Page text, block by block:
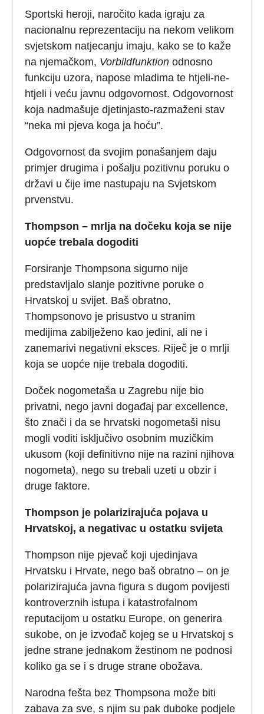
Sportski heroji, naročito kada igraju za
nacionalnu reprezentaciju na nekom velikom
svjetskom natjecanju imaju, kako se to kaže
na njemačkom, Vorbildfunktion odnosno
funkciju uzora, napose mladima te htjeli-ne-
htjeli i veću javnu odgovornost. Odgovornost
koja nadmašuje djetinjasto-razmaženi stav
“neka mi pjeva koga ja hoću”.
Odgovornost da svojim ponašanjem daju
primjer drugima i pošalju pozitivnu poruku o
državi u čije ime nastupaju na Svjetskom
prvenstvu.
Thompson – mrlja na dočeku koja se nije
uopće trebala dogoditi
Forsiranje Thompsona sigurno nije
predstavljalo slanje pozitivne poruke o
Hrvatskoj u svijet. Baš obratno,
Thompsonovo je prisustvo u stranim
medijima zabilježeno kao jedini, ali ne i
zanemarivi negativni eksces. Riječ je o mrlji
koja se uopće nije trebala dogoditi.
Doček nogometaša u Zagrebu nije bio
privatni, nego javni događaj par excellence,
što znači i da se hrvatski nogometaši nisu
mogli voditi isključivo osobnim muzičkim
ukusom (koji definitivno nije na razini njihova
nogometa), nego su trebali uzeti u obzir i
druge faktore.
Thompson je polarizirajuća pojava u
Hrvatskoj, a negativac u ostatku svijeta
Thompson nije pjevač koji ujedinjava
Hrvatsku i Hrvate, nego baš obratno – on je
polarizirajuća javna figura s dugom povijesti
kontroverznih istupa i katastrofalnom
reputacijom u ostatku Europe, on generira
sukobe, on je izvođač kojeg se u Hrvatskoj s
jedne strane jednakom žestinom ne podnosi
koliko ga se i s druge strane obožava.
Narodna fešta bez Thompsona može biti
zabava za sve, s njim su pak duboke podjele